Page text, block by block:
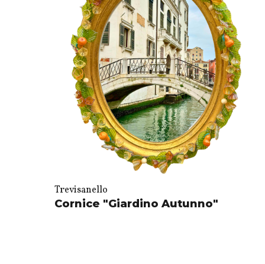
Trevisanello
Cornice "Giardino Autunno"